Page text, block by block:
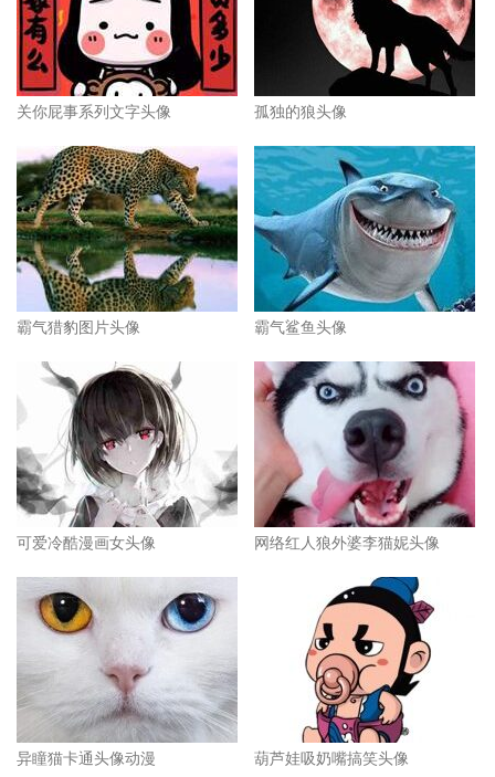
关你屁事系列文字头像 孤独的狼头像
霸气猎豹图片头像 霸气鲨鱼头像
可爱冷酷漫画女头像 网络红人狼外婆李猫妮头像
异瞳猫卡通头像动漫 葫芦娃吸奶嘴搞笑头像